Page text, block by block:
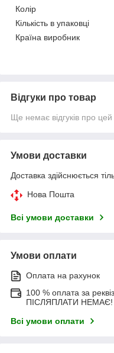
Колір
Кількість в упаковці
Країна виробник
Відгуки про товар
Ще немає відгуків про цей
Умови доставки
Доставка здійснюється
Нова Пошта
Всі умови доставки
Умови оплати
Оплата на рахунок
100 % оплата за
ПІСЛЯПЛАТИ НЕМАЄ!
Всі умови оплати